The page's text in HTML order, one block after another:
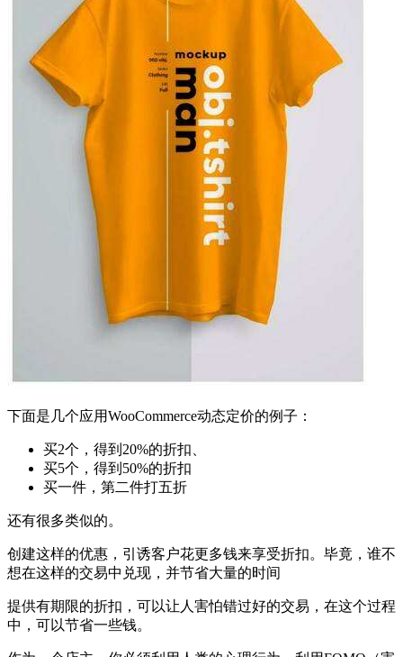
下面是几个应用WooCommerce动态定价的例子：
买2个，得到20%的折扣、
买5个，得到50%的折扣
买一件，第二件打五折
还有很多类似的。
创建这样的优惠，引诱客户花更多钱来享受折扣。毕竟，谁不
想在这样的交易中兑现，并节省大量的时间
提供有期限的折扣，可以让人害怕错过好的交易，在这个过程
中，可以节省一些钱。